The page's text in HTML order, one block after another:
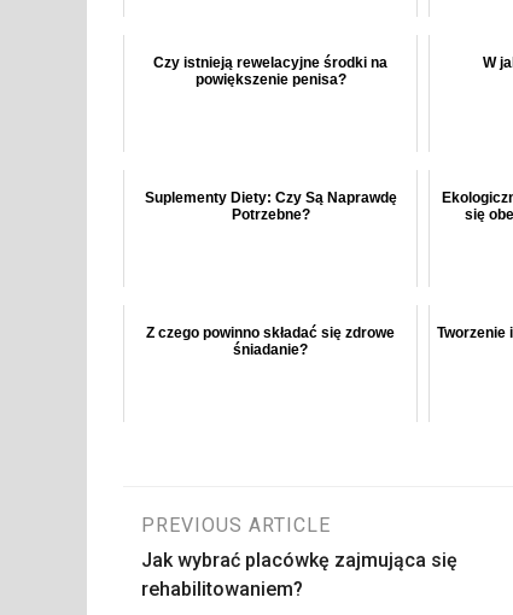
Czy istnieją rewelacyjne środki na
powiększenie penisa?
W
Suplementy Diety: Czy Są Naprawdę
Potrzebne?
się
Z czego powinno składać się zdrowe
śniadanie?
Tworzenie
Nawigacja
wpisu
PREVIOUS ARTICLE
Jak wybrać placówkę zajmująca się
rehabilitowaniem?